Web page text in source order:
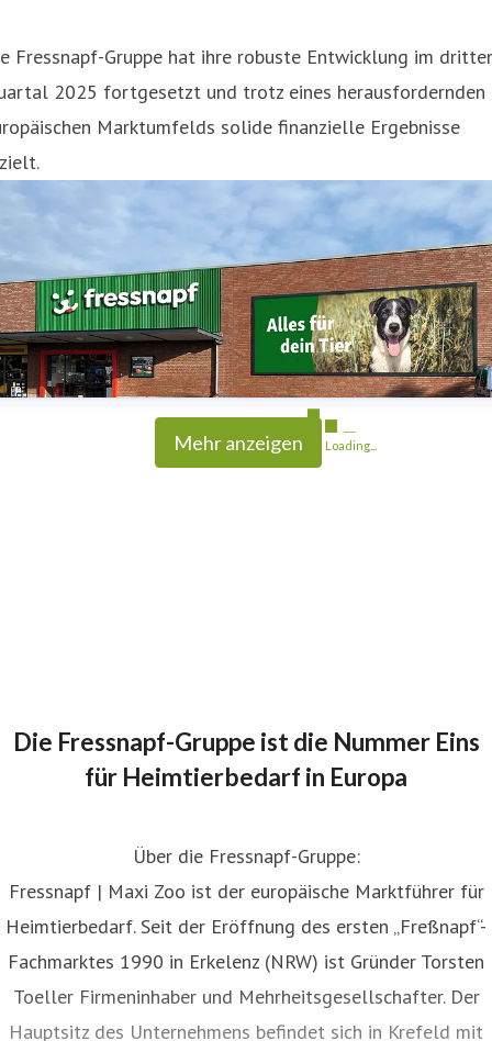
Fressnapf-Gruppe hat ihre robuste Entwicklung im
2025 fortgesetzt und trotz eines herausfordernden
Marktumfelds solide finanzielle Ergebnisse
Mehr anzeigen Loading...
Die Fressnapf-Gruppe ist die Nummer Eins
für Heimtierbedarf in Europa
Über die Fressnapf-Gruppe:
Fressnapf | Maxi Zoo ist der europäische Marktführer für
Heimtierbedarf. Seit der Eröffnung des ersten „Freßnapf“-
Fachmarktes 1990 in Erkelenz (NRW) ist Gründer Torsten
Toeller Firmeninhaber und Mehrheitsgesellschafter. Der
Hauptsitz des Unternehmens befindet sich in Krefeld mit